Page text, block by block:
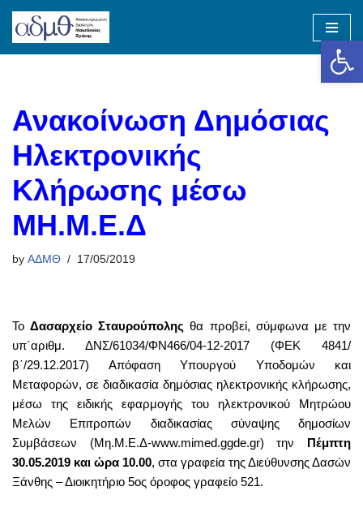
Skip
Ανακοίνωση Δημόσιας
Ηλεκτρονικής
Κλήρωσης μέσω
ΜΗ.Μ.Ε.Δ
by ΑΔΜΘ 17/05/2019
ΤοΔασαρχείο Σταυρούπολης θα προβεί, σύμφωνα με την
υπ΄αριθμ. ΔΝΣ/61034/ΦΝ466/04-12-2017 (ΦΕΚ 4841/
β΄/29.12.2017) Απόφαση Υπουργού Υποδομών και
Μεταφορών, σε διαδικασία δημόσιας ηλεκτρονικής κλήρωσης,
μέσω της ειδικής εφαρμογής του ηλεκτρονικού Μητρώου
Μελών Επιτροπών διαδικασίας σύναψης δημοσίων
Συμβάσεων (Μη.Μ.Ε.Δ-www.mimed.ggde.gr) την Πέμπτη
30.05.2019 και ώρα 10.00, στα γραφεία της Διεύθυνσης Δασών
Ξάνθης – Διοικητήριο 5ος όροφος γραφείο 521.